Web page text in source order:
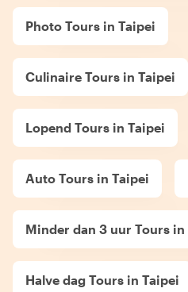
Photo Tours in Taipei
Culinaire Tours in Taipei
Lopend Tours in Taipei
Auto Tours in Taipei
Minder dan 3 uur Tours in
Halve dag Tours in Taipei